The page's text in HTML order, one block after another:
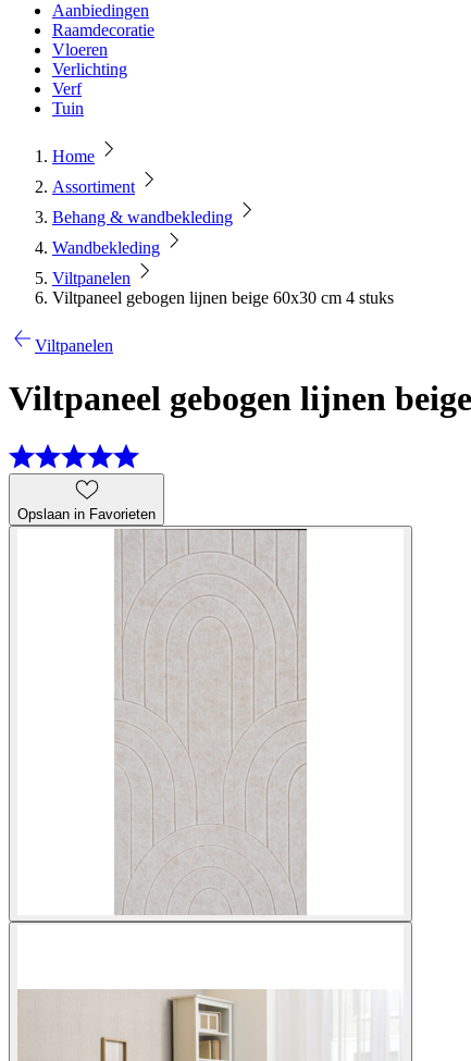
Aanbiedingen
Raamdecoratie
Vloeren
Verlichting
Verf
Tuin
Home
Assortiment
Behang & wandbekleding
Wandbekleding
Viltpanelen
Viltpaneel gebogen lijnen beige 60x30 cm 4 stuks
Viltpanelen
Viltpaneel gebogen lijnen
Opslaan in Favorieten